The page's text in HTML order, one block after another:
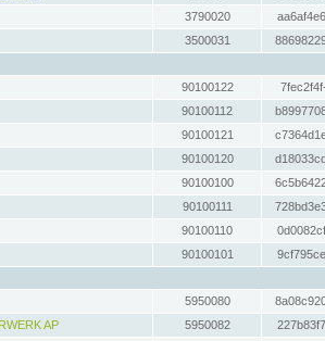
3790020
3500031
90100122
90100112
90100121
90100120
90100100
90100111
90100110
90100101
5950080
AP
5950082